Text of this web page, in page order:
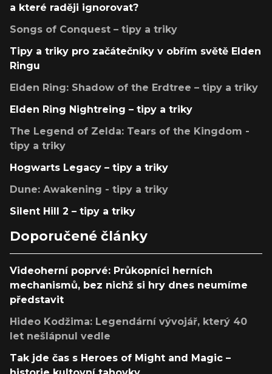
a které raději ignorovat?
Songs of Conquest – tipy a triky
Tipy a triky pro začátečníky v obřím světě Elden
Ringu
Elden Ring: Shadow of the Erdtree – tipy a triky
Elden Ring Nightreing – tipy a triky
The Legend of Zelda: Tears of the Kingdom -
tipy a triky
Hogwarts Legacy – tipy a triky
Dune: Awakening - tipy a triky
Silent Hill 2 – tipy a triky
Doporučené články
Videoherní poprvé: Průkopníci herních
mechanismů, bez nichž si hry dnes neumíme
představit
Hideo Kodžima: Legendární vývojář, který 40
let nešlápnul vedle
Tak jde čas s Heroes of Might and Magic –